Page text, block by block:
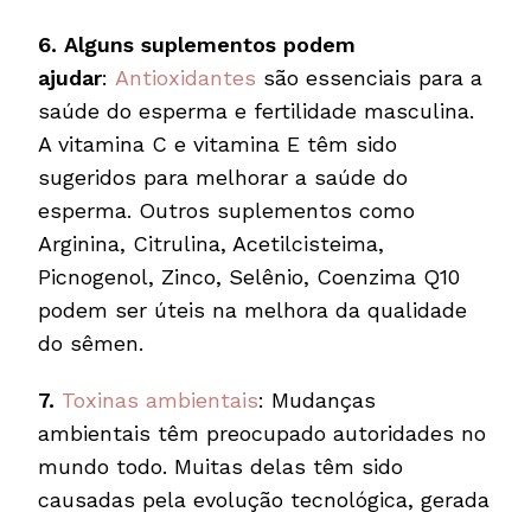
6. Alguns suplementos podem
ajudar: Antioxidantes são essenciais para a
saúde do esperma e fertilidade masculina.
A vitamina C e vitamina E têm sido
sugeridos para melhorar a saúde do
esperma. Outros suplementos como
Arginina, Citrulina, Acetilcisteima,
Picnogenol, Zinco, Selênio, Coenzima Q10
podem ser úteis na melhora da qualidade
do sêmen.
7. Toxinas ambientais: Mudanças
ambientais têm preocupado autoridades no
mundo todo. Muitas delas têm sido
causadas pela evolução tecnológica, gerada